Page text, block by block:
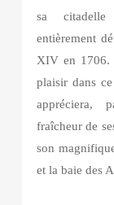
sa
entièrement
XIV en 1706.
plaisir dans
appréciera,
fraîcheur de
son
et la baie des